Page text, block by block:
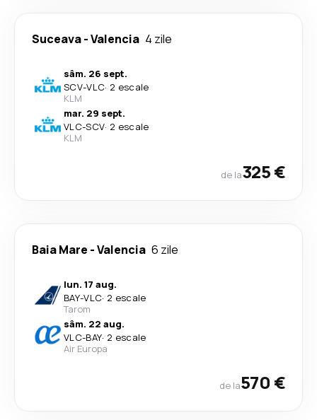
Suceava-Valencia 4 zile
sâm. 26 sept.
SCV-VLC· 2 escale
KLM
mar. 29 sept.
VLC-SCV· 2 escale
KLM
de la325 €
Baia Mare -Valencia 6 zile
lun. 17 aug.
BAY-VLC· 2 escale
Tarom
sâm. 22 aug.
VLC-BAY· 2 escale
Air Europa
de la570 €